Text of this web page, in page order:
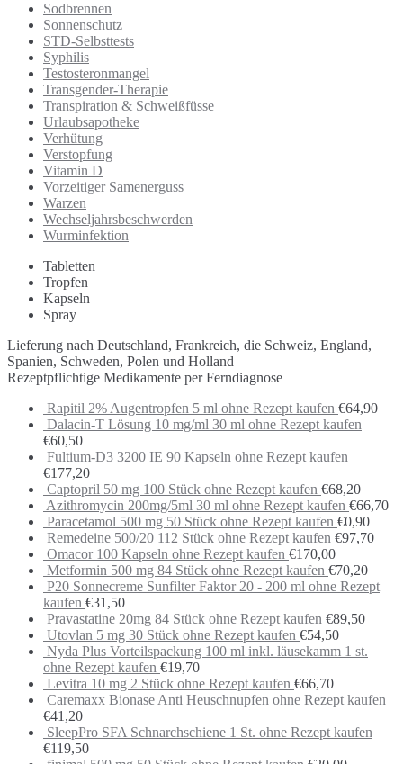
Sodbrennen
Sonnenschutz
STD-Selbsttests
Syphilis
Testosteronmangel
Transgender-Therapie
Transpiration & Schweißfüsse
Urlaubsapotheke
Verhütung
Verstopfung
Vitamin D
Vorzeitiger Samenerguss
Warzen
Wechseljahrsbeschwerden
Wurminfektion
Tabletten
Tropfen
Kapseln
Spray
Lieferung nach Deutschland, Frankreich, die Schweiz, England,
Spanien, Schweden, Polen und Holland
Rezeptpflichtige Medikamente per Ferndiagnose
Rapitil 2% Augentropfen 5 ml ohne Rezept kaufen €64,90
Dalacin-T Lösung 10 mg/ml 30 ml ohne Rezept kaufen
€60,50
Fultium-D3 3200 IE 90 Kapseln ohne Rezept kaufen
€177,20
Captopril 50 mg 100 Stück ohne Rezept kaufen €68,20
Azithromycin 200mg/5ml 30 ml ohne Rezept kaufen €66,70
Paracetamol 500 mg 50 Stück ohne Rezept kaufen €0,90
Remedeine 500/20 112 Stück ohne Rezept kaufen €97,70
Omacor 100 Kapseln ohne Rezept kaufen €170,00
Metformin 500 mg 84 Stück ohne Rezept kaufen €70,20
P20 Sonnecreme Sunfilter Faktor 20 - 200 ml ohne Rezept
kaufen €31,50
Pravastatine 20mg 84 Stück ohne Rezept kaufen €89,50
Utovlan 5 mg 30 Stück ohne Rezept kaufen €54,50
Nyda Plus Vorteilspackung 100 ml inkl. läusekamm 1 st.
ohne Rezept kaufen €19,70
Levitra 10 mg 2 Stück ohne Rezept kaufen €66,70
Caremaxx Bionase Anti Heuschnupfen ohne Rezept kaufen
€41,20
SleepPro SFA Schnarchschiene 1 St. ohne Rezept kaufen
€119,50